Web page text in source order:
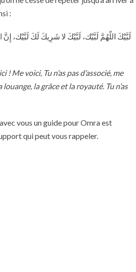
:
! Me voici, Tu n’as pas d’associé, me
la grâce et la royauté. Tu n’as
vous un guide pour Omra est
qui peut vous rappeler.